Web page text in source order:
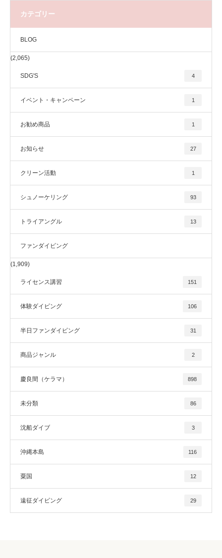
カテゴリー
BLOG
(2,065)
SDG'S 4
イベント・キャンペーン 1
お勧め商品 1
お知らせ 27
クリーン活動 1
シュノーケリング 93
トライアングル 13
ファンダイビング
(1,909)
ライセンス講習 151
体験ダイビング 106
半日ファンダイビング 31
商品ジャンル 2
慶良間（ケラマ） 898
未分類 86
沈船ダイブ 3
沖縄本島 116
粟国 12
遠征ダイビング 29